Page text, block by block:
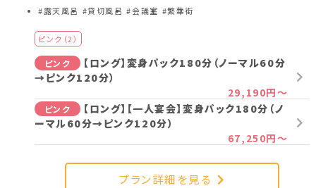
#露天風呂 #貸切風呂 #会議室 #繁華街
ピンク（2）
ピンク
【ロング】変身パック180分（ノーマル60分
→ピンク120分）
29,190円～
ピンク
【ロング】【一人宴会】変身パック180分（ノ
ーマル60分→ピンク120分）
67,250円～
プラン詳細を見る